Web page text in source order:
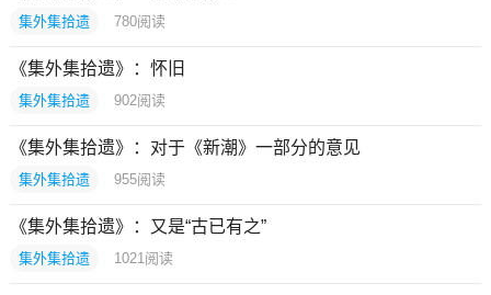
集外集拾遗 780阅读
《集外集拾遗》：怀旧
集外集拾遗 902阅读
《集外集拾遗》：对于《新潮》一部分的意见
集外集拾遗 955阅读
《集外集拾遗》：又是“古已有之”
集外集拾遗 1021 阅读